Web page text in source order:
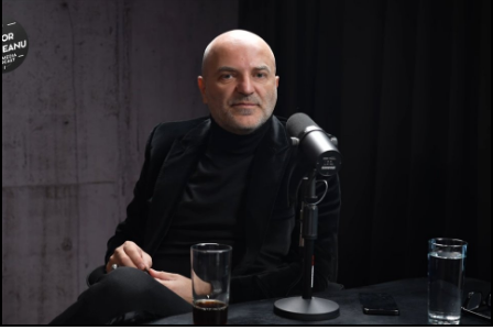
Intră în cont
Creează cont